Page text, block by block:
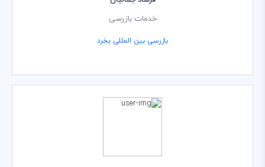
خدمات بازرسی
بازرسی بین المللی بخرد